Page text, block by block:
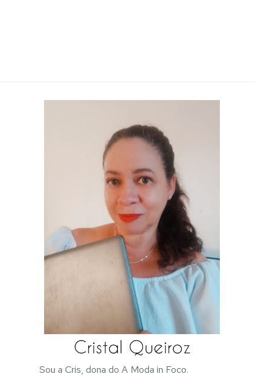
Sou a Cris, dona do A Moda in Foco.